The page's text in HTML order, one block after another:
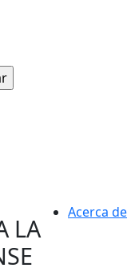
Acerca de
LA